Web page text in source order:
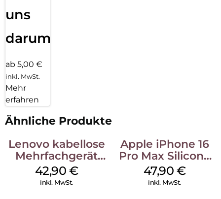
uns
darum!
ab 5,00 €
inkl. MwSt.
Mehr
erfahren
Ähnliche Produkte
Lenovo kabellose
Mehrfachgerät
Luna Grey
42,90 €
inkl. MwSt.
Apple iPhone 16
Pro Max Silicone
Case MagSafe
Black
47,90 €
inkl. MwSt.